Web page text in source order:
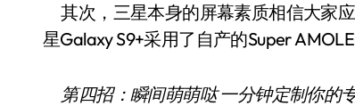
其次，三星本身的屏幕素质相信大家
星Galaxy S9+采用了自产的Super
第四招：瞬间萌萌哒 一分钟定制你的